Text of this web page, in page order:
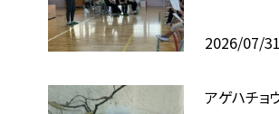
2026/07/31
アゲハチョ